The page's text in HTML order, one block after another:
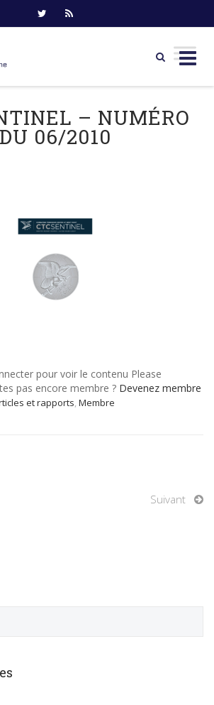
– NUMÉRO
DU 06/2010
pour voir le contenu Please
pas encore membre ? Devenez membre
et rapports, Membre
Suivant